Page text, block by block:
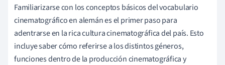
Familiarizarse con los conceptos básicos del vocabulario
cinematográfico en alemán es el primer paso para
adentrarse en la rica cultura cinematográfica del país. Esto
incluye saber cómo referirse a los distintos géneros,
funciones dentro de la producción cinematográfica y